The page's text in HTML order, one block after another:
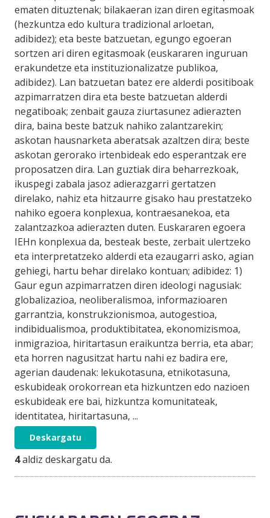
ematen dituztenak; bilakaeran izan diren egitasmoak
(hezkuntza edo kultura tradizional arloetan,
adibidez); eta beste batzuetan, egungo egoeran
sortzen ari diren egitasmoak (euskararen inguruan
erakundetze eta instituzionalizatze publikoa,
adibidez). Lan batzuetan batez ere alderdi positiboak
azpimarratzen dira eta beste batzuetan alderdi
negatiboak; zenbait gauza ziurtasunez adierazten
dira, baina beste batzuk nahiko zalantzarekin;
askotan hausnarketa aberatsak azaltzen dira; beste
askotan gerorako irtenbideak edo esperantzak ere
proposatzen dira. Lan guztiak dira beharrezkoak,
ikuspegi zabala jasoz adierazgarri gertatzen
direlako, nahiz eta hitzaurre gisako hau prestatzeko
nahiko egoera konplexua, kontraesanekoa, eta
zalantzazkoa adierazten duten. Euskararen egoera
IEHn konplexua da, besteak beste, zerbait ulertzeko
eta interpretatzeko alderdi eta ezaugarri asko, agian
gehiegi, hartu behar direlako kontuan; adibidez: 1)
Gaur egun azpimarratzen diren ideologi nagusiak:
globalizazioa, neoliberalismoa, informazioaren
garrantzia, konstrukzionismoa, autogestioa,
indibidualismoa, produktibitatea, ekonomizismoa,
inmigrazioa, hiritartasun eraikuntza berria, eta abar;
eta horren nagusitzat hartu nahi ez badira ere,
agerian daudenak: lekukotasuna, etnikotasuna,
eskubideak orokorrean eta hizkuntzen edo nazioen
eskubideak ere bai, hizkuntza komunitateak,
identitatea, hiritartasuna, ...
Deskargatu
4aldiz deskargatu da.